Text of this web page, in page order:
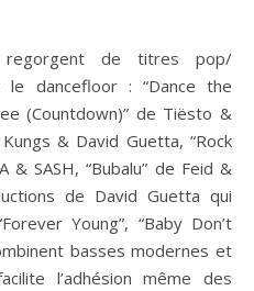
regorgent de titres pop/
le dancefloor : “Dance the
(Countdown)” de Tiësto &
& David Guetta, “Rock
& SASH, “Bubalu” de Feid &
de David Guetta qui
Young”, “Baby Don’t
basses modernes et
l’adhésion même des